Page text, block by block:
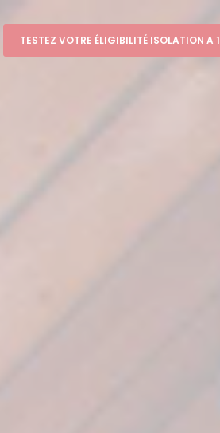
TESTEZ VOTRE ÉLIGIBILITÉ ISOLATION A 1